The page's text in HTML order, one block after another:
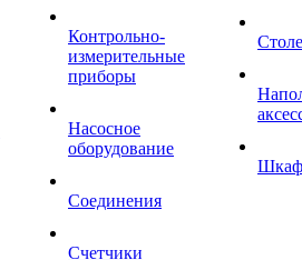
Контрольно-
измерительные
приборы
Насосное
оборудование
Соединения
Счетчики